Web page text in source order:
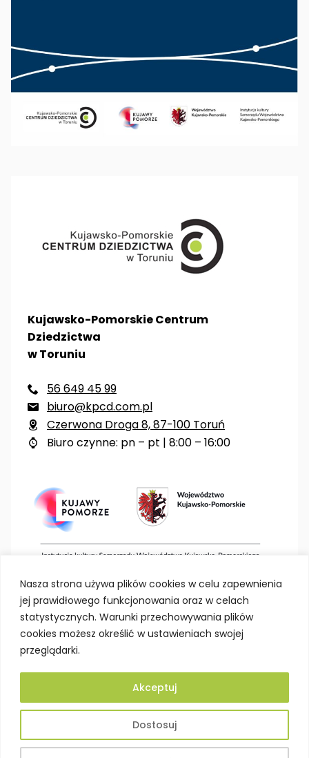
Nasza strona używa plików cookies w celu zapewnienia
jej prawidłowego funkcjonowania oraz w celach
statystycznych. Warunki przechowywania plików
cookies możesz określić w ustawieniach swojej
przeglądarki.
Dostosuj
Akceptuj
Kujawsko-Pomorskie Centrum
Dziedzictwa
w Toruniu
 56 649 45 99
 biuro@kpcd.com.pl
 Czerwona Droga 8, 87-100 Toruń
 Biuro czynne: pn – pt | 8:00 – 16:00
Deklaracja dostępności
Polityka prywatności
Projektowanie stron Toruń